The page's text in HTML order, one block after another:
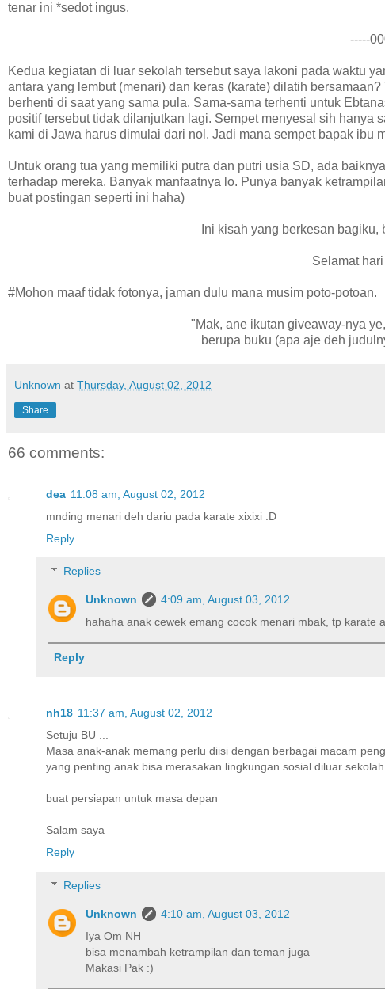
tenar ini *sedot ingus.
-----
Kedua kegiatan di luar sekolah tersebut saya lakoni pada waktu
antara yang lembut (menari) dan keras (karate) dilatih
berhenti di saat yang sama pula. Sama-sama terhenti untuk
positif tersebut tidak dilanjutkan lagi. Sempet menyesal sih hanya
kami di Jawa harus dimulai dari nol. Jadi mana sempet bapak ibu
Untuk orang tua yang memiliki putra dan putri usia SD, ada
terhadap mereka. Banyak manfaatnya lo. Punya banyak
buat postingan seperti ini haha)
Ini kisah yang berkesan
Selamat
#Mohon maaf tidak fotonya, jaman dulu mana musim poto-potoan.
"Mak, ane ikutan giveaway-nya
berupa buku (apa aje deh
Unknown at Thursday, August 02, 2012
Share
66 comments:
dea 11:08 am, August 02, 2012
mnding menari deh dariu pada karate xixixi :D
Reply
Replies
Unknown
4:09 am, August 03, 2012
hahaha anak cewek emang cocok menari mbak, tp karate
Reply
nh18 11:37 am, August 02, 2012
Setuju BU ...
Masa anak-anak memang perlu diisi dengan berbagai macam
yang penting anak bisa merasakan lingkungan sosial diluar
buat persiapan untuk masa depan
Salam saya
Reply
Replies
Unknown
4:10 am, August 03, 2012
Iya Om NH
bisa menambah ketrampilan dan teman juga
Makasi Pak :)